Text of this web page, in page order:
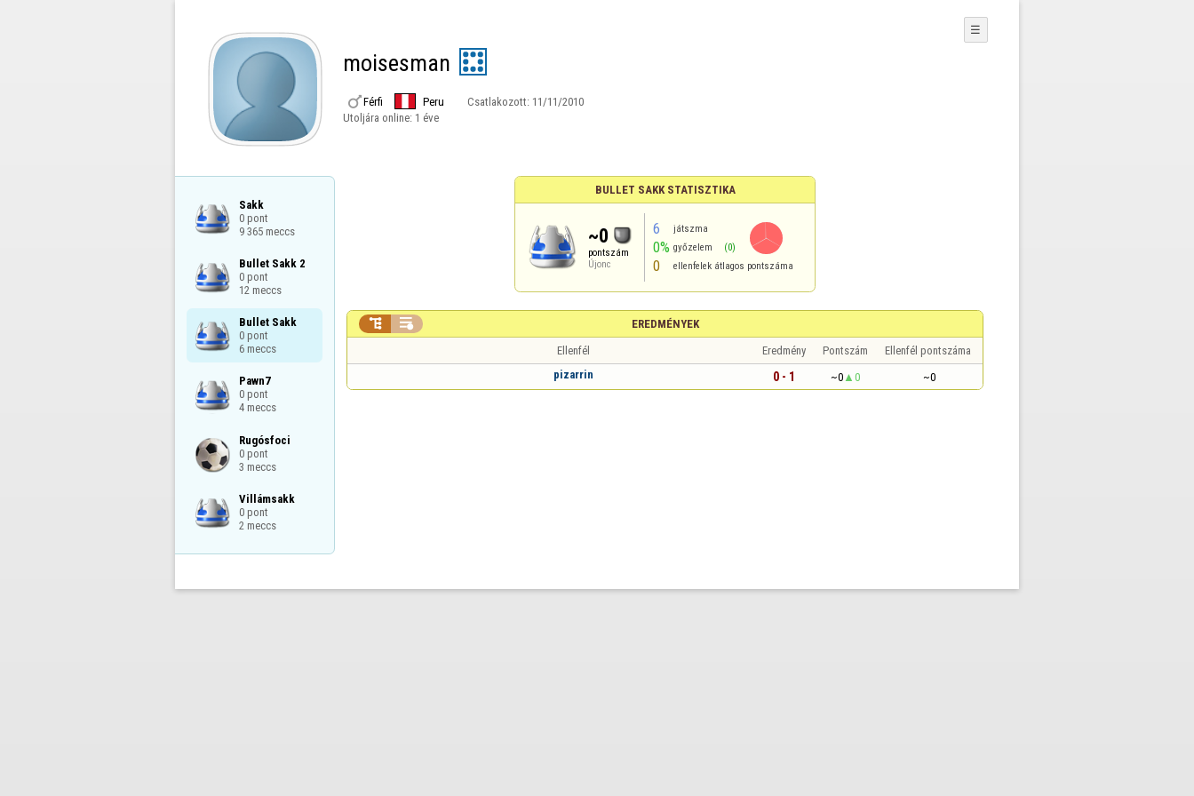
moisesman
Férfi Peru Csatlakozott: 11/11/2010
Utoljára online: 1 éve
☰
Sakk
0 pont
9 365 meccs
Bullet Sakk 2
0 pont
12 meccs
Bullet Sakk
0 pont
6 meccs
Pawn7
0 pont
4 meccs
Rugósfoci
0 pont
3 meccs
Villámsakk
0 pont
2 meccs
BULLET SAKK STATISZTIKA
~0
pontszám
Újonc
6 játszma
0% győzelem (0)
0 ellenfelek átlagos pontszáma
EREDMÉNYEK
 
Ellenfél Eredmény Pontszám
Ellenfél pontszáma
pizarrin
0 - 1 ~0 0 ~0